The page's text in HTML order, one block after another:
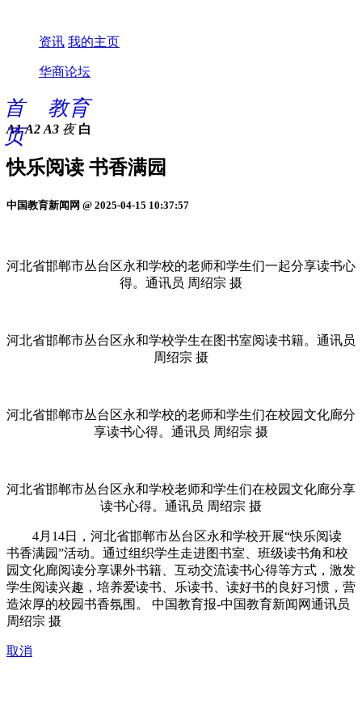
资讯 我的主页
华商论坛
首
页
教育
A1 A2 A3 夜 白
快乐阅读 书香满园
中国教育新闻网 @ 2025-04-15 10:37:57
河北省邯郸市丛台区永和学校的老师和学生们一起分享读书心
得。通讯员 周绍宗 摄
河北省邯郸市丛台区永和学校学生在图书室阅读书籍。通讯员
周绍宗 摄
河北省邯郸市丛台区永和学校的老师和学生们在校园文化廊分
享读书心得。通讯员 周绍宗 摄
河北省邯郸市丛台区永和学校老师和学生们在校园文化廊分享
读书心得。通讯员 周绍宗 摄
4月14日，河北省邯郸市丛台区永和学校开展“快乐阅读
书香满园”活动。通过组织学生走进图书室、班级读书角和校
园文化廊阅读分享课外书籍、互动交流读书心得等方式，激发
学生阅读兴趣，培养爱读书、乐读书、读好书的良好习惯，营
造浓厚的校园书香氛围。 中国教育报-中国教育新闻网通讯员
周绍宗 摄
取消